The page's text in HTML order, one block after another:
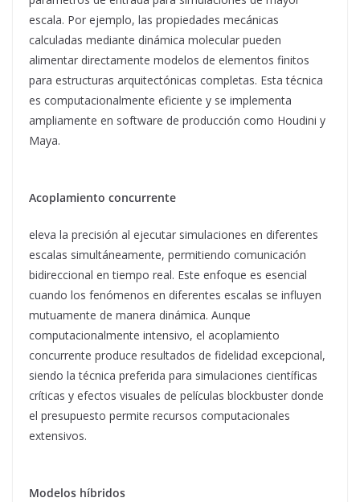
escala. Por ejemplo, las propiedades mecánicas
calculadas mediante dinámica molecular pueden
alimentar directamente modelos de elementos finitos
para estructuras arquitectónicas completas. Esta técnica
es computacionalmente eficiente y se implementa
ampliamente en software de producción como Houdini y
Maya.
Acoplamiento concurrente
eleva la precisión al ejecutar simulaciones en diferentes
escalas simultáneamente, permitiendo comunicación
bidireccional en tiempo real. Este enfoque es esencial
cuando los fenómenos en diferentes escalas se influyen
mutuamente de manera dinámica. Aunque
computacionalmente intensivo, el acoplamiento
concurrente produce resultados de fidelidad excepcional,
siendo la técnica preferida para simulaciones científicas
críticas y efectos visuales de películas blockbuster donde
el presupuesto permite recursos computacionales
extensivos.
Modelos híbridos